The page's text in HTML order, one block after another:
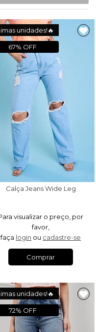
unidades!🔥
67% OFF
Calça Jeans Wide Leg
visualizar o preço, por
favor,
faça login ou cadastre-se
Comprar
unidades!🔥
72% OFF